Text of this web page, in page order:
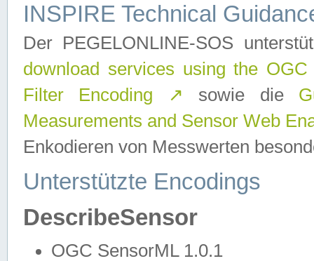
INSPIRE Technical
Der PEGELONLINE-SOS
download services using the
Filter Encoding
↗ sowie die
Measurements and Sensor Web
Enkodieren von Messwerten
Unterstützte Encodings
DescribeSensor
OGC SensorML 1.0.1